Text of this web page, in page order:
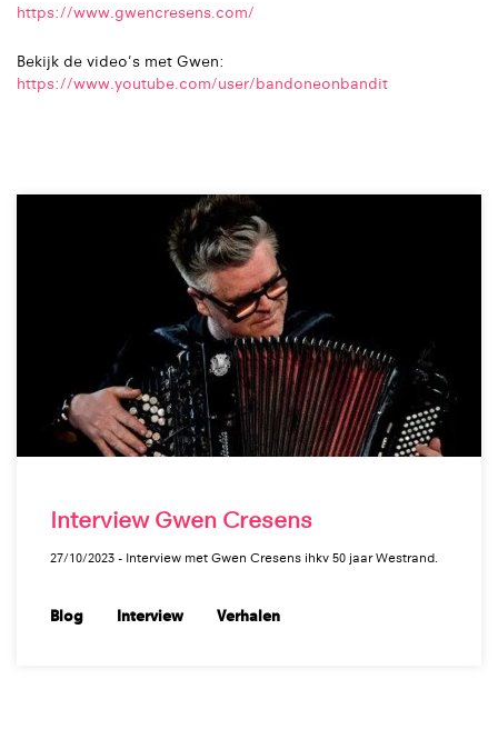
https://www.gwencresens.com/
Bekijk de video's met Gwen:
https://www.youtube.com/user/bandoneonbandit
Interview Gwen Cresens
27/10/2023 - Interview met Gwen Cresens ihkv 50 jaar Westrand.
Blog Interview Verhalen